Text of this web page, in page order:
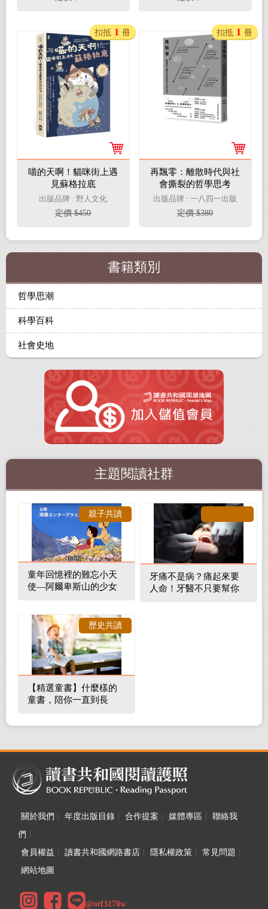
與你一同拆解無力感，
喵的天啊！貓咪街上遇
見蘇格拉底
出版品牌 : 野人文化
定價 $450
扣抵 1 冊
再飄零：離散時代與社
會撕裂的哲學思考
出版品牌 : 一八四一出版
定價 $380
扣抵 1 冊
書籍類別
哲學思潮
科學百科
社會史地
主題閱讀社群
童年回憶裡的難忘小天
使—阿爾卑斯山的少女
親子共讀
牙痛不是病？痛起來要
人命！牙醫不只要幫你
【精選童書】什麼樣的
童書，陪你一直到長
歷史共讀
關於我們 年度出版目錄 合作提案 媒體專區
聯絡我
們
會員權益
讀書共和國網路書店 隱私權政策 常見問題
網站地圖
@otf3170w